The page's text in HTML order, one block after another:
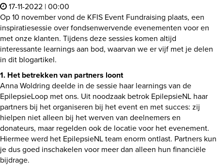
17-11-2022 | 00:00
Op 10 november vond de KFIS Event Fundraising plaats, een
inspiratiesessie over fondsenwervende evenementen voor en
met onze klanten. Tijdens deze sessies komen altijd
interessante learnings aan bod, waarvan we er vijf met je delen
in dit blogartikel.
1. Het betrekken van partners loont
Anna Woldring deelde in de sessie haar learnings van de
EpilepsieLoop met ons. Uit noodzaak betrok EpilepsieNL haar
partners bij het organiseren bij het event en met succes: zij
hielpen niet alleen bij het werven van deelnemers en
donateurs, maar regelden ook de locatie voor het evenement.
Hiermee werd het EpilepsieNL team enorm ontlast. Partners kun
je dus goed inschakelen voor meer dan alleen hun financiële
bijdrage.